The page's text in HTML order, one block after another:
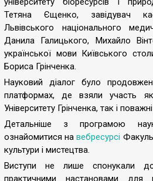
Тетяна Єщенко, завідувач
Львівського національного
Данила Галицького, Михайло
української мови Київського
Бориса Грінченка.
Науковий діалог було
платформах, де взяли участь
Університету Грінченка, так і поважні
Детальніше з програмою
ознайомитися навебресурсі
культури і мистецтва.
Виступи не лише спонукали
практичними настановами для